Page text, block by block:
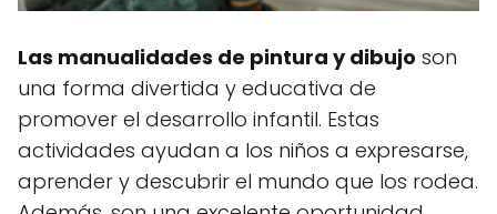
Las manualidades de pintura y dibujo son
una forma divertida y educativa de
promover el desarrollo infantil. Estas
actividades ayudan a los niños a expresarse,
aprender y descubrir el mundo que los rodea.